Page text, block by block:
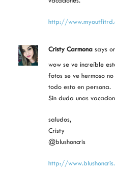
http://
Cristy Carmona says
wow se ve increíble
fotos se ve hermoso
todo esto en persona.
Sin duda unas
saludos,
Cristy
@blushoncris
http://